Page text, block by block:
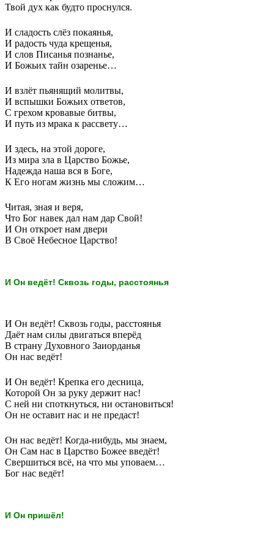
Твой дух как будто проснулся.
И сладость слёз покаянья,
И радость чуда крещенья,
И слов Писанья познанье,
И Божьих тайн озаренье…
И взлёт пьянящий молитвы,
И вспышки Божьих ответов,
С грехом кровавые битвы,
И путь из мрака к рассвету…
И здесь, на этой дороге,
Из мира зла в Царство Божье,
Надежда наша вся в Боге,
К Его ногам жизнь мы сложим…
Читая, зная и веря,
Что Бог навек дал нам дар Свой!
И Он откроет нам двери
В Своё Небесное Царство!
И Он ведёт! Сквозь годы, расстоянья
И Он ведёт! Сквозь годы, расстоянья
Даёт нам силы двигаться вперёд
В страну Духовного Заиорданья
Он нас ведёт!
И Он ведёт! Крепка его десница,
Которой Он за руку держит нас!
С ней ни споткнуться, ни остановиться!
Он не оставит нас и не предаст!
Он нас ведёт! Когда-нибудь, мы знаем,
Он Сам нас в Царство Божее введёт!
Свершиться всё, на что мы уповаем…
Бог нас ведёт!
И Он пришёл!